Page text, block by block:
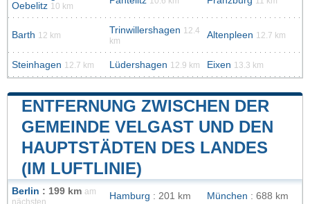
Oebelitz 10 km
Barth 12 km Trinwillershagen 12.4
km
Altenpleen 12.7 km
Steinhagen 12.7 km Lüdershagen 12.9 km Eixen 13.3 km
ENTFERNUNG ZWISCHEN DER
GEMEINDE VELGAST UND DEN
HAUPTSTÄDTEN DES LANDES
(IM LUFTLINIE)
Berlin : 199 km am
nächsten
Hamburg : 201 km München : 688 km